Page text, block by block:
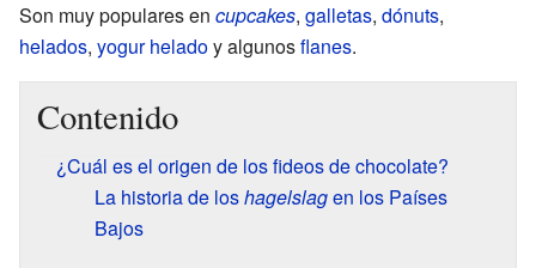
Son muy populares en cupcakes, galletas, dónuts,
helados, yogur heladoy algunosflanes.
Contenido
¿Cuál es el origen de los fideos de chocolate?
La historia de loshagelslagen los Países
Bajos